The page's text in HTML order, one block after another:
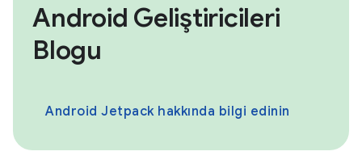
Android Geliştiricileri
Blogu
Android Jetpack hakkında bilgi edinin